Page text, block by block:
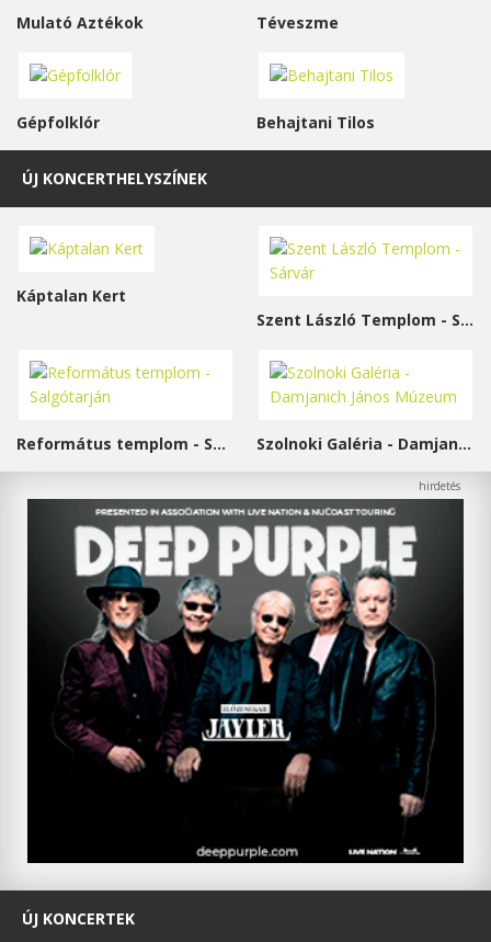
Mulató Aztékok Téveszme
Gépfolklór Behajtani Tilos
ÚJ KONCERTHELYSZÍNEK
Káptalan Kert
Szent László Templom - Sárvár
Református templom - Salgótarján Szolnoki Galéria - Damjanich János Múzeum
ÚJ KONCERTEK